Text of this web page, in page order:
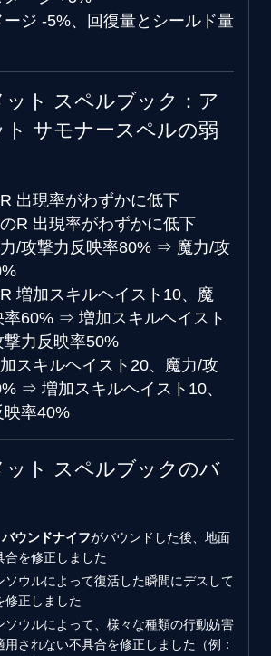
ージ -5%、回復量とシールド量
ット スペルブック：ア
サモナースペルの弱
出現率がわずかに低下
R 出現率がわずかに低下
/攻撃力反映率80% ⇒ 魔力/攻
増加スキルヘイスト10、魔
率60% ⇒ 増加スキルヘイスト
力反映率50%
スキルヘイスト20、魔力/攻
⇒ 増加スキルヘイスト10、
映率40%
ット スペルブックのバ
ウンドナイフがバウンドした後、地面
合を修正しました
ソウルによって復活した瞬間にデスして
修正しました
ソウルによって、様々な種類の行動妨害
されない不具合を修正しました（例：